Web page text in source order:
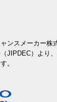
ンスメーカー株
JIPDEC）より
。